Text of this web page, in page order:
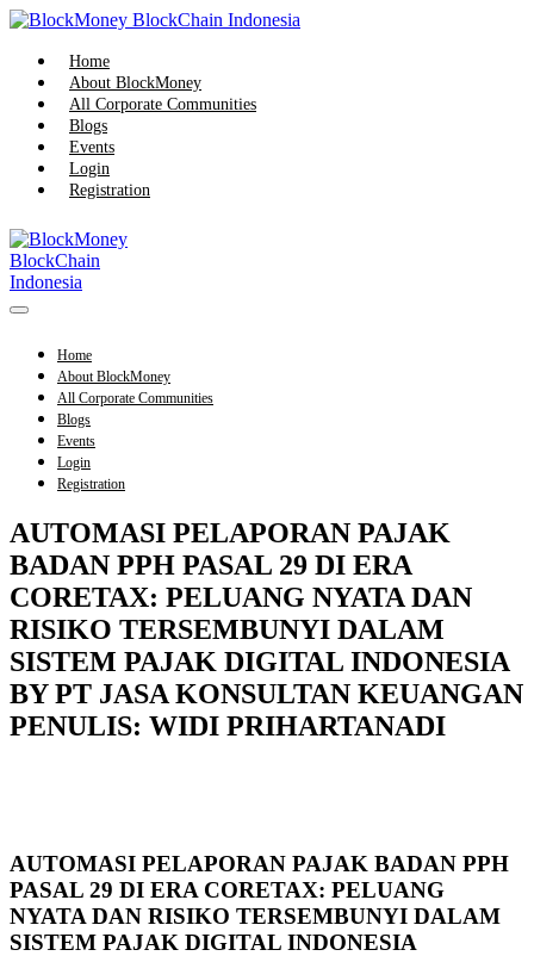
Skip
content
Home
About BlockMoney
All Corporate Communities
Blogs
Events
Login
Registration
Menu
Home
About BlockMoney
All Corporate Communities
Blogs
Events
Login
Registration
AUTOMASI PELAPORAN PAJAK
BADAN PPH PASAL 29 DI ERA
CORETAX: PELUANG NYATA DAN
RISIKO TERSEMBUNYI DALAM
SISTEM PAJAK DIGITAL INDONESIA
BY PT JASA KONSULTAN KEUANGAN
PENULIS: WIDI PRIHARTANADI
AUTOMASI PELAPORAN PAJAK BADAN PPH
PASAL 29 DI ERA CORETAX: PELUANG
NYATA DAN RISIKO TERSEMBUNYI DALAM
SISTEM PAJAK DIGITAL INDONESIA